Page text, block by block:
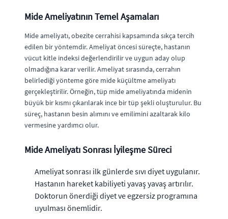
Mide Ameliyatının Temel Aşamaları
Mide ameliyatı, obezite cerrahisi kapsamında sıkça tercih
edilen bir yöntemdir. Ameliyat öncesi süreçte, hastanın
vücut kitle indeksi değerlendirilir ve uygun aday olup
olmadığına karar verilir. Ameliyat sırasında, cerrahın
belirlediği yönteme göre mide küçültme ameliyatı
gerçekleştirilir. Örneğin, tüp mide ameliyatında midenin
büyük bir kısmı çıkarılarak ince bir tüp şekli oluşturulur. Bu
süreç, hastanın besin alımını ve emilimini azaltarak kilo
vermesine yardımcı olur.
Mide Ameliyatı Sonrası İyileşme Süreci
Ameliyat sonrası ilk günlerde sıvı diyet uygulanır.
Hastanın hareket kabiliyeti yavaş yavaş artırılır.
Doktorun önerdiği diyet ve egzersiz programına
uyulması önemlidir.